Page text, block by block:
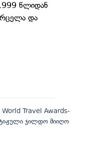
წლიდან
და
World Travel Awards-
ჯილდო მიიღო